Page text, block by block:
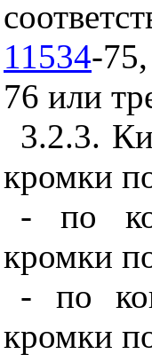
11534-75,
76 или
3.2.3.
кромки
- по
кромки
- по
кромки